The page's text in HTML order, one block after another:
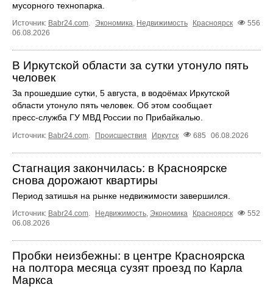
мусорного технопарка.
Источник: Babr24.com. Экономика, Недвижимость Красноярск
556
06.08.2026
В Иркутской области за сутки утонуло пять
человек
За прошедшие сутки, 5 августа, в водоёмах Иркутской
области утонуло пять человек. Об этом сообщает
пресс‑служба ГУ МВД России по Прибайкалью.
Источник: Babr24.com Происшествия Иркутск 685 06.08.2026
Стагнация закончилась: в Красноярске
снова дорожают квартиры
Период затишья на рынке недвижимости завершился.
Источник: Babr24.com Недвижимость Экономика Красноярск
552
06.08.2026
Пробки неизбежны: в центре Красноярска
на полтора месяца сузят проезд по Карла
Маркса